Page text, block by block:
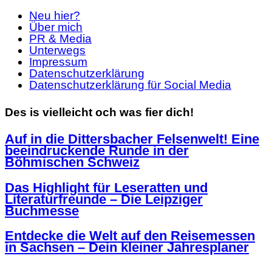
Neu hier?
Über mich
PR & Media
Unterwegs
Impressum
Datenschutzerklärung
Datenschutzerklärung für Social Media
Des is vielleicht och was fier dich!
Auf in die Dittersbacher Felsenwelt! Eine
beeindruckende Runde in der
Böhmischen Schweiz
Das Highlight für Leseratten und
Literaturfreunde – Die Leipziger
Buchmesse
Entdecke die Welt auf den Reisemessen
in Sachsen – Dein kleiner Jahresplaner